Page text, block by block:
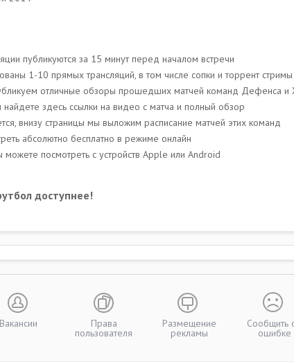
публикуются за 15 минут перед началом встречи
1-10 прямых трансляций, в том числе сопки и торрент стримы
отличные обзоры прошедших матчей команд Дефенса и
здесь ссылки на видео с матча и полный обзор
внизу страницы мы выложим расписание матчей этих команд
абсолютно бесплатно в режиме онлайн
посмотреть с устройств Apple или Android
доступнее!
Вакансии Права
пользователя
Размещение
рекламы
Сообщить
ошибке